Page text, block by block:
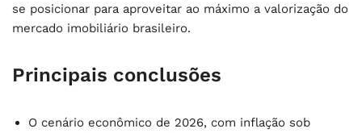
se posicionar para aproveitar ao máximo a valorização do
mercado imobiliário brasileiro.
Principais conclusões
O cenário econômico de 2026, com inflação sob